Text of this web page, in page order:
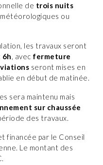
de trois nuits
ou
les travaux seront
6h, avec fermeture
seront mises en
en début de matinée.
sera maintenu mais
sur chaussée
des travaux.
financée par le Conseil
Le montant des